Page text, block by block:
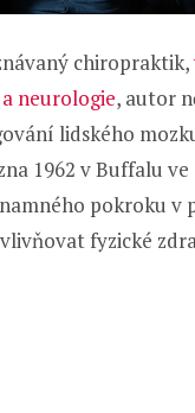
chiropraktik,
neurologie, autor
lidského
1962 v Buffalu
pokroku v
fyzické